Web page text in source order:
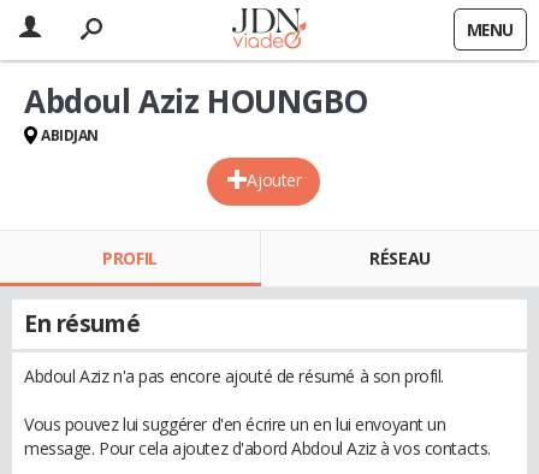
MENU
Ajouter
Abdoul Aziz HOUNGBO
ABIDJAN
PROFIL RÉSEAU
En résumé
Abdoul Aziz n'a pas encore ajouté de résumé à son profil.
Vous pouvez lui suggérer d'en écrire un en lui envoyant un
message. Pour cela ajoutez d'abord Abdoul Aziz à vos contacts.